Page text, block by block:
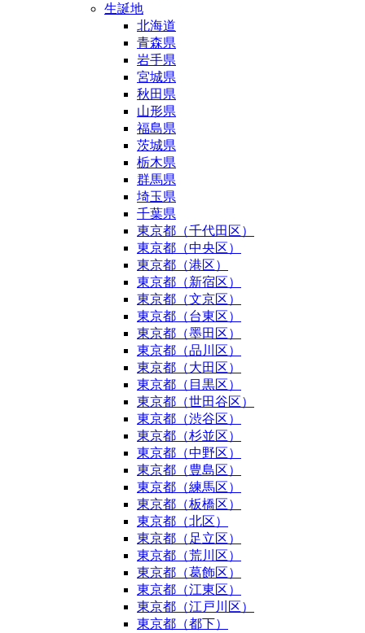
生誕地
北海道
青森県
岩手県
宮城県
秋田県
山形県
福島県
茨城県
栃木県
群馬県
埼玉県
千葉県
東京都（千代田区）
東京都（中央区）
東京都（港区）
東京都（新宿区）
東京都（文京区）
東京都（台東区）
東京都（墨田区）
東京都（品川区）
東京都（大田区）
東京都（目黒区）
東京都（世田谷区）
東京都（渋谷区）
東京都（杉並区）
東京都（中野区）
東京都（豊島区）
東京都（練馬区）
東京都（板橋区）
東京都（北区）
東京都（足立区）
東京都（荒川区）
東京都（葛飾区）
東京都（江東区）
東京都（江戸川区）
東京都（都下）